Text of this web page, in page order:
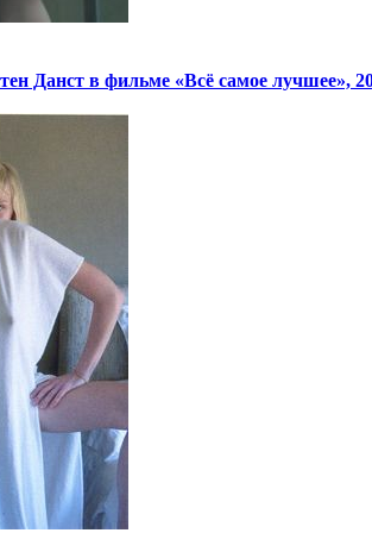
Данст в фильме «Всё самое лучшее»,